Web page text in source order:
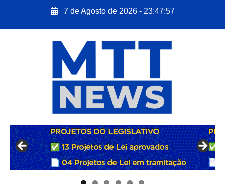
7 de Agosto de 2026 - 23:47:58